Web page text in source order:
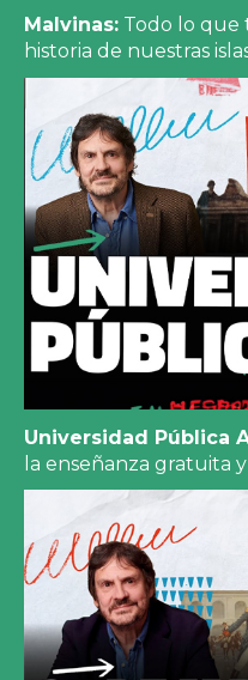
Malvinas: Todo lo que
historia de nuestras
Universidad Pública
la enseñanza gratuita